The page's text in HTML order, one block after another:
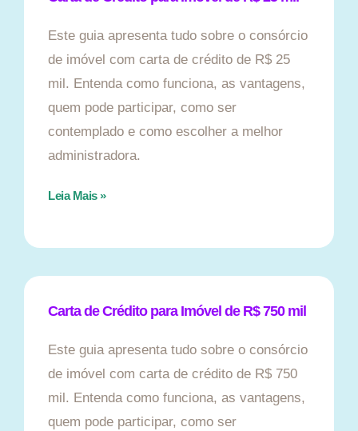
Este guia apresenta tudo sobre o consórcio
de imóvel com carta de crédito de R$ 25
mil. Entenda como funciona, as vantagens,
quem pode participar, como ser
contemplado e como escolher a melhor
administradora.
Leia Mais »
Carta de Crédito para Imóvel de R$ 750 mil
Este guia apresenta tudo sobre o consórcio
de imóvel com carta de crédito de R$ 750
mil. Entenda como funciona, as vantagens,
quem pode participar, como ser